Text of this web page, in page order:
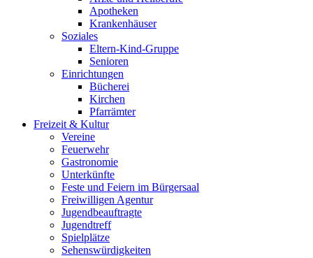
Apotheken
Krankenhäuser
Soziales
Eltern-Kind-Gruppe
Senioren
Einrichtungen
Bücherei
Kirchen
Pfarrämter
Freizeit & Kultur
Vereine
Feuerwehr
Gastronomie
Unterkünfte
Feste und Feiern im Bürgersaal
Freiwilligen Agentur
Jugendbeauftragte
Jugendtreff
Spielplätze
Sehenswürdigkeiten